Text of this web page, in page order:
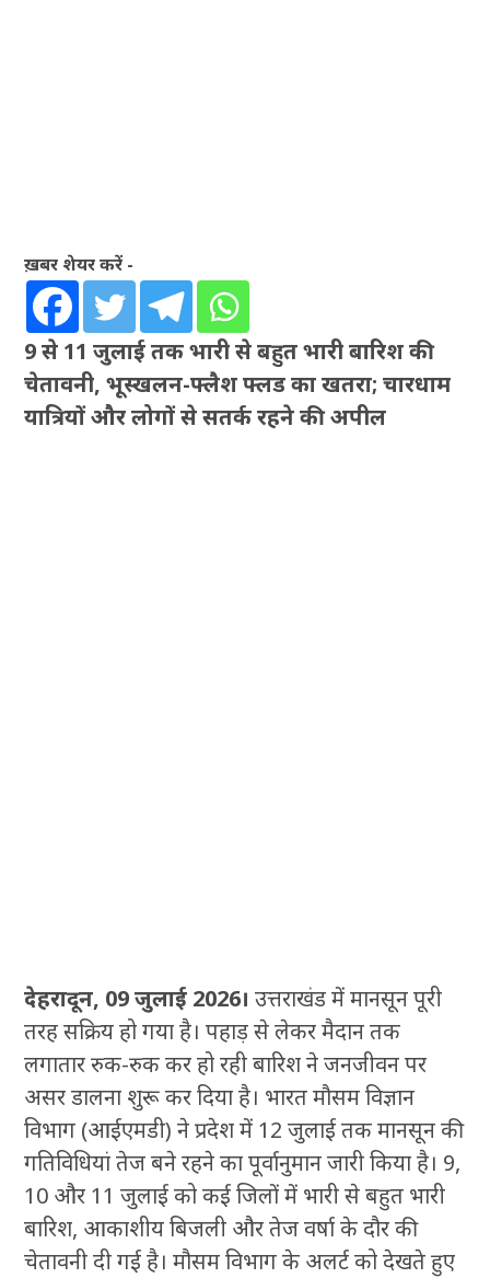
ख़बर शेयर करें -
9 से 11 जुलाई तक भारी से बहुत भारी बारिश की
चेतावनी, भूस्खलन-फ्लैश फ्लड का खतरा; चारधाम
यात्रियों और लोगों से सतर्क रहने की अपील
देहरादून, 09 जुलाई 2026। उत्तराखंड में मानसून पूरी
तरह सक्रिय हो गया है। पहाड़ से लेकर मैदान तक
लगातार रुक-रुक कर हो रही बारिश ने जनजीवन पर
असर डालना शुरू कर दिया है। भारत मौसम विज्ञान
विभाग (आईएमडी) ने प्रदेश में 12 जुलाई तक मानसून की
गतिविधियां तेज बने रहने का पूर्वानुमान जारी किया है। 9,
10 और 11 जुलाई को कई जिलों में भारी से बहुत भारी
बारिश, आकाशीय बिजली और तेज वर्षा के दौर की
चेतावनी दी गई है। मौसम विभाग के अलर्ट को देखते हुए